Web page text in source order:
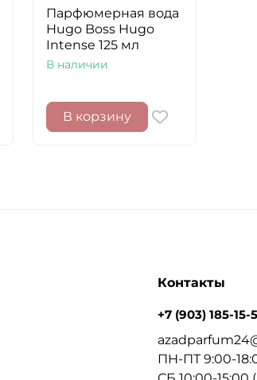
Парфюмерная вода
Hugo Boss Hugo
Intense 125 мл
В наличии
В корзину
Контакты
+7 (903) 185-15-
ПН-ПТ 9:00-